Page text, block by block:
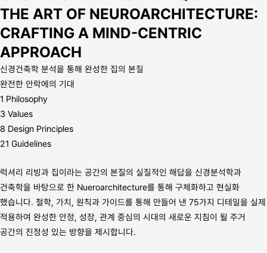
THE ART OF NEUROARCHITECTURE:
CRAFTING A MIND-CENTRIC
APPROACH
신경건축학 분석을 통해 완성한 집의 본질
완전한 안락에의 기대
1 Philosophy
3 Values
8 Design Principles
21 Guidelines
럭셔리 리빙과 집이라는 공간의 본질의 실질적인 해답을 신경분석학과
건축학을 바탕으로 한 Nueroarchitecture를 통해 구체화하고 현실화
했습니다. 철학, 가치, 원칙과 가이드를 통해 만들어 낸 75가지 디테일을 실제
적용하여 완성한 안정, 성장, 관계 중심의 시대의 새로운 지침이 될 주거
공간의 진정성 있는 방향을 제시합니다.